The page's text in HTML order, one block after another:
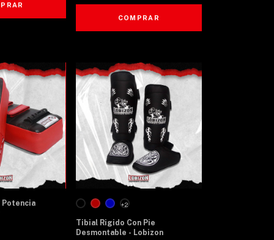
COMPRAR
Potencia
Tibial Rigido Con Pie
Desmontable - Lobizon
+2